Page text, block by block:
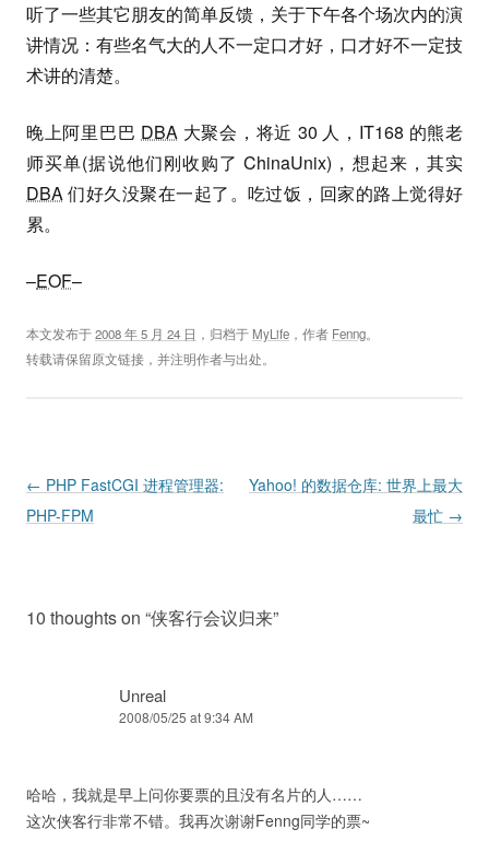
听了一些其它朋友的简单反馈，关于下午各个场次内的演
讲情况：有些名气大的人不一定口才好，口才好不一定技
术讲的清楚。
晚上阿里巴巴 DBA 大聚会，将近 30 人，IT168 的熊老
师买单(据说他们刚收购了 ChinaUnix)，想起来，其实
DBA们好久没聚在一起了。吃过饭，回家的路上觉得好
累。
–EOF–
本文发布于2008 年 5 月 24 日 ，归档于 MyLife ，作者 Fenng。
转载请保留原文链接，并注明作者与出处。
Post navigation
← PHP FastCGI 进程管理器:
PHP-FPM
Yahoo! 的数据仓库: 世界上最大
最忙 →
10 thoughts on “侠客行会议归来”
Unreal
2008/05/25 at 9:34 AM
哈哈，我就是早上问你要票的且没有名片的人……
这次侠客行非常不错。我再次谢谢Fenng同学的票~